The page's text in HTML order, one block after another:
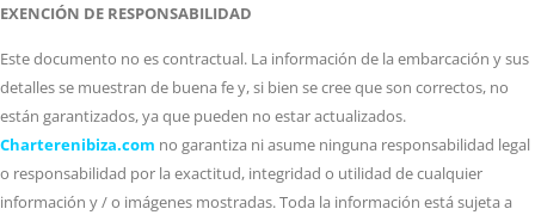
EXENCIÓN DE RESPONSABILIDAD
Este documento no es contractual. La información de la embarcación y sus
detalles se muestran de buena fe y, si bien se cree que son correctos, no
están garantizados, ya que pueden no estar actualizados.
Charterenibiza.com no garantiza ni asume ninguna responsabilidad legal
o responsabilidad por la exactitud, integridad o utilidad de cualquier
información y / o imágenes mostradas. Toda la información está sujeta a